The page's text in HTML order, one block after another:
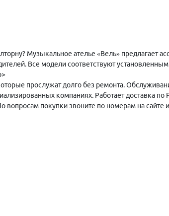
Музыкальное ателье «Вель» предлагает
Все модели соответствуют установленным
прослужат долго без ремонта.
компаниях. Работает доставка по
покупки звоните по номерам на сайте